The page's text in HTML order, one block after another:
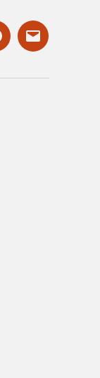
mailto